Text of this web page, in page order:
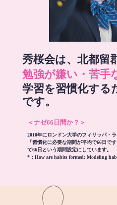
秀桜会は、北都留
勉強が嫌い・苦手
学習を習慣化する
です。
＜ナゼ66日間か？＞
2010年にロンドン大学のフィリッパ・
「習慣化に必要な期間が平均で66日で
て66日という期間設定にしています。
*： How are habits formed: Modeling